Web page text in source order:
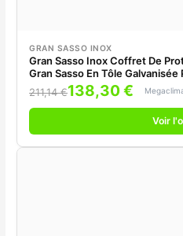
GRAN SASSO INOX
Gran Sasso Inox Coffret De
Gran Sasso En Tôle
Universelle 100x55x43
211,14 €138,30 €
Voir